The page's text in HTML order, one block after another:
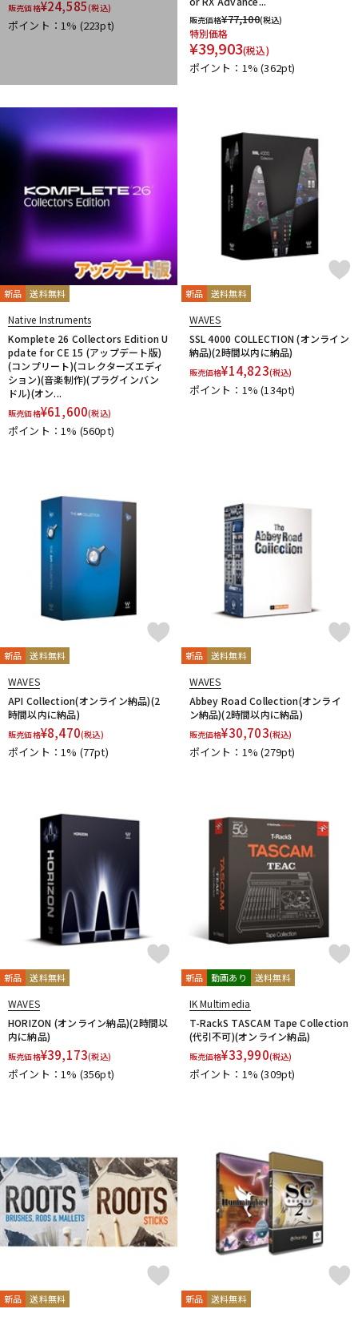
販売価格¥24,585(税込)
ポイント：1% (223pt) 販売価格¥77,100(税込)
特別価格
¥39,903(税込)
ポイント：1%(362pt)
新品 送料無料
Native Instruments
Komplete 26 Collectors Edition U
pdate for CE 15 (アップデート版)
(コンプリート)(コレクターズエディ
ション)(音楽制作)(プラグインバン
ドル)(オン...
販売価格¥61,600(税込)
ポイント：1% (560pt)
新品 送料無料
WAVES
SSL 4000 COLLECTION (オンライン
納品)(2時間以内に納品)
販売価格¥14,823(税込)
ポイント：1%(134pt)
新品 送料無料
WAVES
API Collection(オンライン納品)(2
時間以内に納品)
販売価格¥8,470(税込)
ポイント：1% (77pt)
新品 送料無料
WAVES
Abbey Road Collection(オンライ
ン納品)(2時間以内に納品)
販売価格¥30,703(税込)
ポイント：1%(279pt)
新品 送料無料
WAVES
HORIZON (オンライン納品)(2時間以
内に納品)
販売価格¥39,173(税込)
ポイント：1% (356pt)
新品 動画あり 送料無料
IK Multimedia
T-RackS TASCAM Tape Collection
(代引不可)(オンライン納品)
販売価格¥33,990(税込)
ポイント：1%(309pt)
新品 送料無料 新品 送料無料